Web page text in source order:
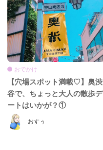
おすぅ
おでかけ
【穴場スポット満載♡】奥渋
谷で、ちょっと大人の散歩デ
ートはいかが？①